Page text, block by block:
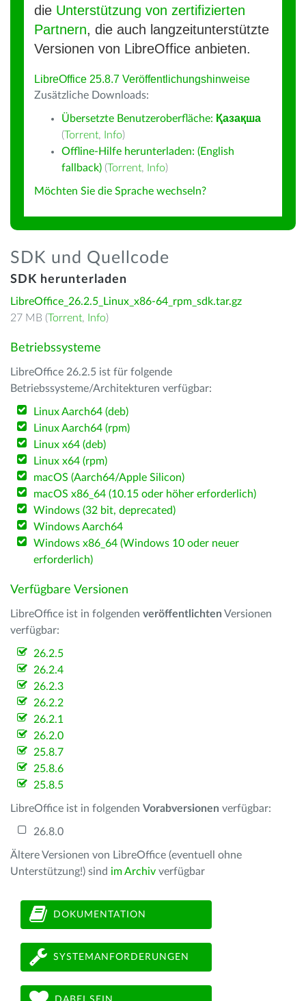
die Unterstützung von zertifizierten
Partnern, die auch langzeitunterstützte
Versionen von LibreOffice anbieten.
LibreOffice 25.8.7 Veröffentlichungshinweise
Zusätzliche Downloads:
Übersetzte Benutzeroberfläche: Қазақша
(Torrent, Info)
Offline-Hilfe herunterladen: (English
fallback) (Torrent, Info)
Möchten Sie die Sprache wechseln?
SDK und Quellcode
SDK herunterladen
LibreOffice_26.2.5_Linux_x86-64_rpm_sdk.tar.gz
27 MB (Torrent, Info)
Betriebssysteme
LibreOffice 26.2.5 ist für folgende
Betriebssysteme/Architekturen verfügbar:
Linux Aarch64 (deb)
Linux Aarch64 (rpm)
Linux x64 (deb)
Linux x64 (rpm)
macOS (Aarch64/Apple Silicon)
macOS x86_64 (10.15 oder höher erforderlich)
Windows (32 bit, deprecated)
Windows Aarch64
Windows x86_64 (Windows 10 oder neuer
erforderlich)
Verfügbare Versionen
LibreOffice ist in folgenden veröffentlichten Versionen
verfügbar:
26.2.5
26.2.4
26.2.3
26.2.2
26.2.1
26.2.0
25.8.7
25.8.6
25.8.5
LibreOffice ist in folgenden Vorabversionen verfügbar:
26.8.0
Ältere Versionen von LibreOffice (eventuell ohne
Unterstützung!) sind im Archiv verfügbar
DOKUMENTATION
SYSTEMANFORDERUNGEN